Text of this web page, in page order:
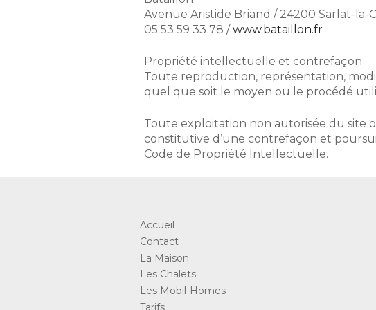
Avenue Aristide Briand / 24200 Sarlat-la-
05 53 59 33 78 /www.bataillon.fr
Propriété intellectuelle et contrefaçon
Toute reproduction, représentation,
quel que soit le moyen ou le procédé
Toute exploitation non autorisée du site
constitutive d’une contrefaçon et
Code de Propriété Intellectuelle.
Accueil
Contact
La Maison
Les Chalets
Les Mobil-Homes
Tarifs